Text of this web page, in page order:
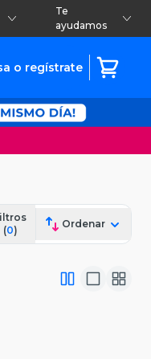
Te
ayudamos
o regístrate
(0)
Ordenar